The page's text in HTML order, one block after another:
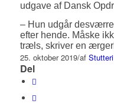
udgave af Dansk
– Hun udgår
efter hende. Måske
træls, skriver en
25. oktober 2019/af
Del